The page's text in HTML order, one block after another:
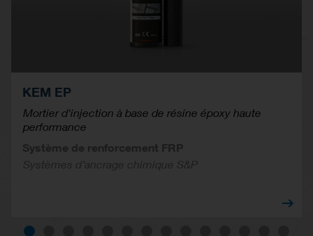
KEM EP
Mortier d'injection à base de résine époxy haute
performance
Système de renforcement FRP
Systèmes d’ancrage chimique S&P